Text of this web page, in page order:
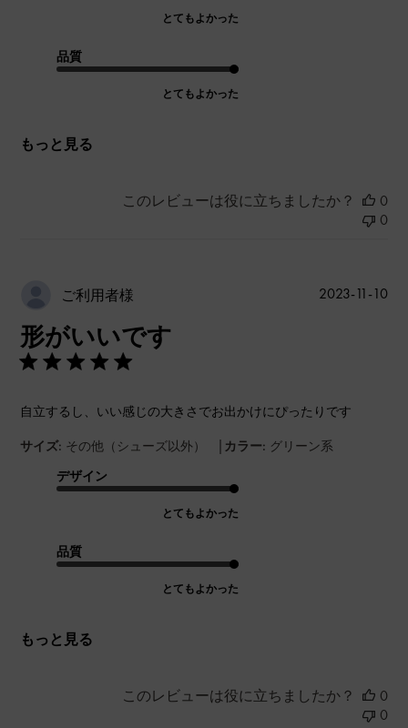
とてもよかった
品質
とてもよかった
もっと見る
このレビューは役に立ちましたか？
0
0
ご利用者様
形がいいです
自立するし、いい感じの大きさでお出かけにぴったりです
サイズ: その他（シューズ以外） | カラー: グリーン系
デザイン
とてもよかった
品質
とてもよかった
もっと見る
公
2023-11-10
このレビューは役に立ちましたか？
0
0